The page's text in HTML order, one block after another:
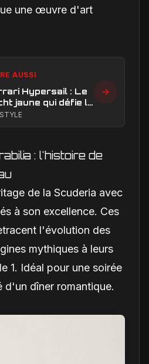
une œuvre d'art
AUSSI
Hypersail : Le
jaune qui défie le
en vitesse et en
: l'histoire de
de la Scuderia avec
à son excellence. Ces
l'évolution des
mythiques à leurs
1. Idéal pour une soirée
d'un dîner romantique.